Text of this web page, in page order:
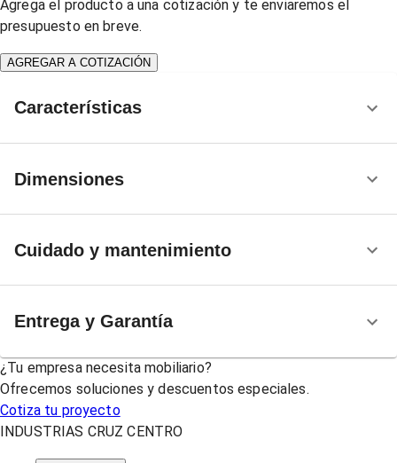
Agrega el producto a una cotización y te enviaremos el
presupuesto en breve.
AGREGAR A COTIZACIÓN
Características
Dimensiones
Cuidado y mantenimiento
Entrega y Garantía
¿Tu empresa necesita mobiliario?
Ofrecemos soluciones y descuentos especiales.
Cotiza tu proyecto
INDUSTRIAS CRUZ CENTRO